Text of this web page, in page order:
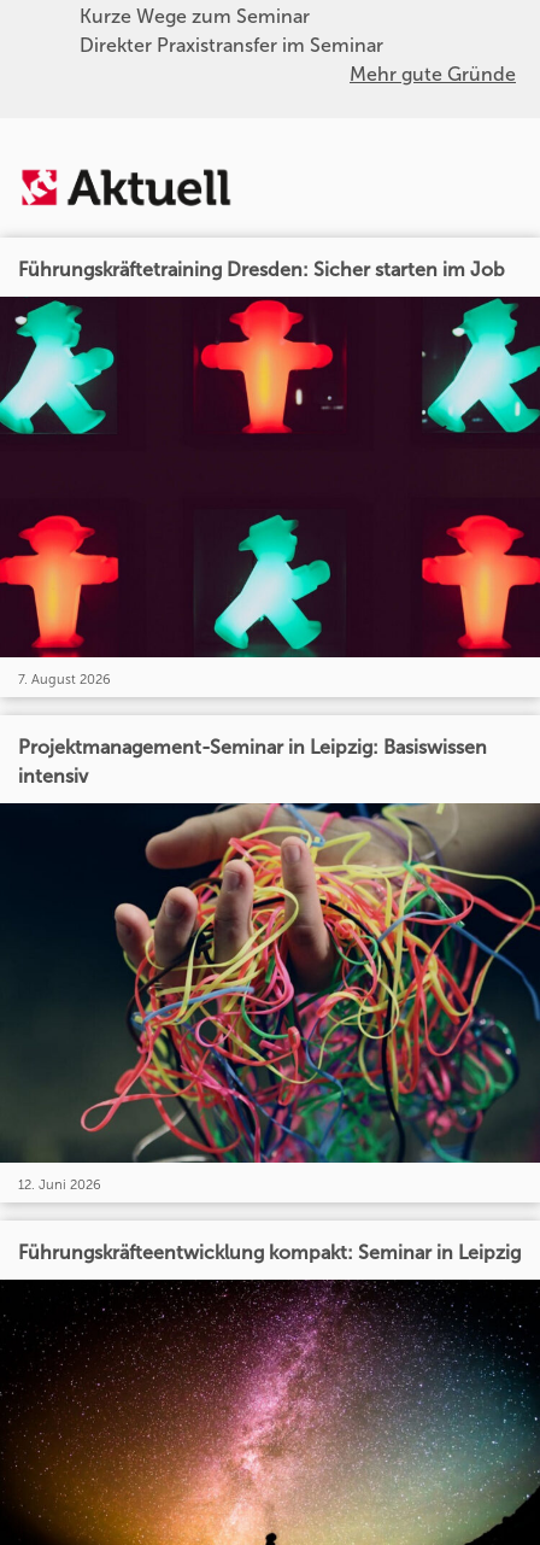
Kurze Wege zum Seminar
Direkter Praxistransfer im Seminar
Mehr gute Gründe
Führungskräftetraining Dresden: Sicher starten im Job
7. August 2026
Projektmanagement-Seminar in Leipzig: Basiswissen
intensiv
12. Juni 2026
Führungskräfteentwicklung kompakt: Seminar in Leipzig